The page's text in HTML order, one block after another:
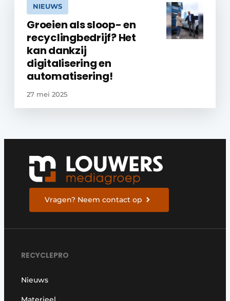
NIEUWS
Groeien als sloop- en
recyclingbedrijf? Het
kan dankzij
digitalisering en
automatisering!
27 mei 2025
Vragen? Neem contact op
RECYCLEPRO
Nieuws